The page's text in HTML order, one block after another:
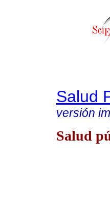
Salud
versión
Salud